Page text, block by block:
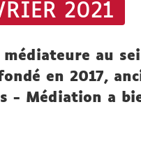
2021
médiateure au
en 2017,
- Médiation a